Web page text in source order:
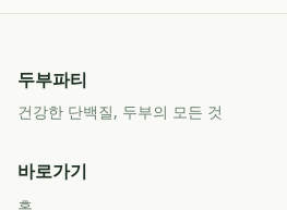
두부파티
건강한 단백질, 두부의 모든 것
바로가기